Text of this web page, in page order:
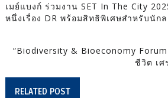
เมย์แบงก์ ร่วมงาน SET In The City
หนึ่งเรื่อง DR พร้อมสิทธิพิเศษสำหรับนัก
“Biodiversity & Bioeconomy
ชีวิต เศ
RELATED POST